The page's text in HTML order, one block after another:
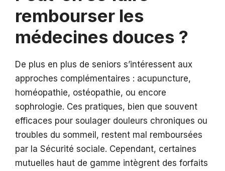
rembourser les
médecines douces ?
De plus en plus de seniors s’intéressent aux
approches complémentaires : acupuncture,
homéopathie, ostéopathie, ou encore
sophrologie. Ces pratiques, bien que souvent
efficaces pour soulager douleurs chroniques ou
troubles du sommeil, restent mal remboursées
par la Sécurité sociale. Cependant, certaines
mutuelles haut de gamme intègrent des forfaits